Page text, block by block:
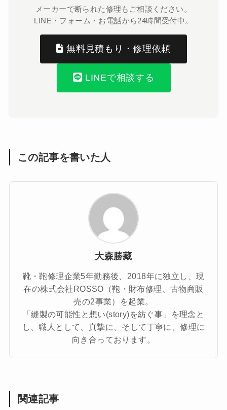
メーカーで断られた修理もご相談ください。
LINE・フォーム・お電話から24時間受付中。
無料見積もり・修理依頼
LINEで相談する
この記事を書いた人
大森勝藏
靴・鞄修理企業5年勤務後、2018年に独立し、現
在の株式会社ROSSO（鞄・財布修理、古物商販
売の2事業）を起業。
「縫製の可能性と想い(story)を紡ぐ事」を理念と
し、職人として、真摯に、そして丁寧に、修理に
向き合っております。
関連記事